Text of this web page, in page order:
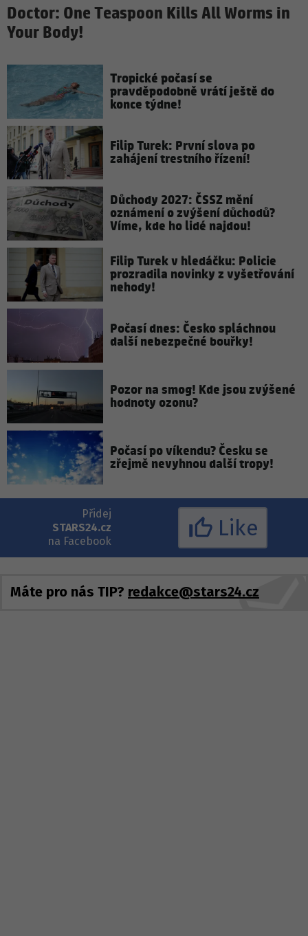
Doctor: One Teaspoon Kills All Worms in
Your Body!
Tropické počasí se
pravděpodobně vrátí ještě do
konce týdne!
Filip Turek: První slova po
zahájení trestního řízení!
Důchody 2027: ČSSZ mění
oznámení o zvýšení důchodů?
Víme, kde ho lidé najdou!
Filip Turek v hledáčku: Policie
prozradila novinky z vyšetřování
nehody!
Počasí dnes: Česko spláchnou
další nebezpečné bouřky!
Pozor na smog! Kde jsou zvýšené
hodnoty ozonu?
Počasí po víkendu? Česku se
zřejmě nevyhnou další tropy!
Přidej
STARS24.cz
na Facebook
Like
Máte pro nás TIP? redakce@stars24.cz